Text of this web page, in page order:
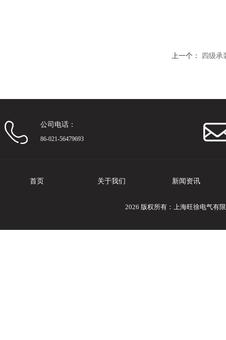
上一个： 四级承
公司电话：
86-021-56479693
首页 关于我们 新闻资讯
2026 版权所有：上海旺徐电气有